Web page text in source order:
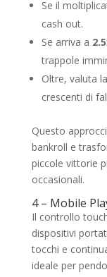
Se il
cash out.
Se arriva a
trappole
Oltre, valuta
crescenti di
Questo
bankroll e
piccole vittorie
occasionali.
4 – Mobile
Il controllo
dispositivi
tocchi e
ideale per